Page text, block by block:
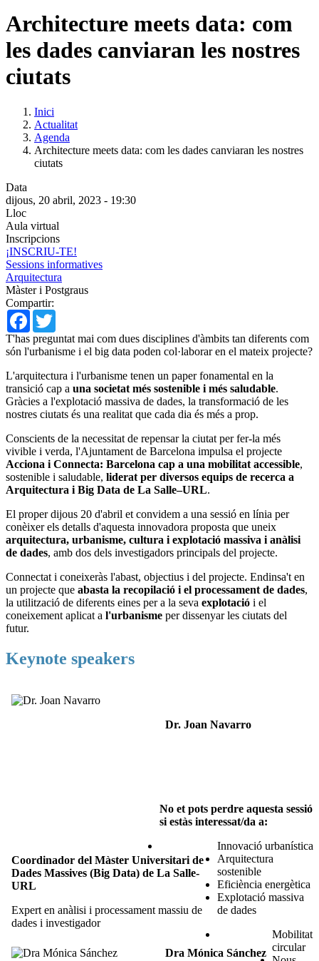
Architecture meets data: com
les dades canviaran les nostres
ciutats
Inici
Actualitat
Agenda
Architecture meets data: com les dades canviaran les nostres
ciutats
Data
dijous, 20 abril, 2023 - 19:30
Lloc
Aula virtual
Inscripcions
¡INSCRIU-TE!
Sessions informatives
Arquitectura
Màster i Postgraus
Compartir:
Facebook
T'has preguntat mai com dues disciplines d'àmbits tan diferents com
són l'urbanisme i el big data poden col·laborar en el mateix projecte?
L'arquitectura i l'urbanisme tenen un paper fonamental en la
transició cap a una societat més sostenible i més saludable.
Gràcies a l'explotació massiva de dades, la transformació de les
nostres ciutats és una realitat que cada dia és més a prop.
Conscients de la necessitat de repensar la ciutat per fer-la més
vivible i verda, l'Ajuntament de Barcelona impulsa el projecte
Acciona i Connecta: Barcelona cap a una mobilitat accessible,
sostenible i saludable, liderat per diversos equips de recerca a
Arquitectura i Big Data de La Salle–URL.
El proper dijous 20 d'abril et convidem a una sessió en línia per
conèixer els detalls d'aquesta innovadora proposta que uneix
arquitectura, urbanisme, cultura i explotació massiva i anàlisi
de dades, amb dos dels investigadors principals del projecte.
Connectat i coneixeràs l'abast, objectius i del projecte. Endinsa't en
un projecte que abasta la recopilació i el processament de dades,
la utilització de diferents eines per a la seva explotació i el
coneixement aplicat a l'urbanisme per dissenyar les ciutats del
futur.
Keynote speakers
Dr. Joan Navarro
Coordinador del Màster Universitari de
Dades Massives (Big Data) de La Salle-
URL
Expert en anàlisi i processament massiu de
dades i investigador
Dra Mónica Sánchez
No et pots perdre aquesta sessió
si estàs interessat/da a:
Innovació urbanística
Arquitectura
sostenible
Eficiència energètica
Explotació massiva
de dades
Mobilitat
circular